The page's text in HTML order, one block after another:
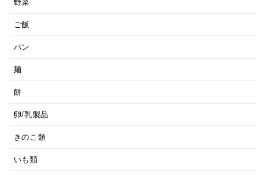
野菜
ご飯
パン
麺
餅
卵/乳製品
きのこ類
いも類